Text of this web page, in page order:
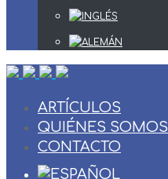
ARTÍCULOS
QUIÉNES SOMOS
CONTACTO